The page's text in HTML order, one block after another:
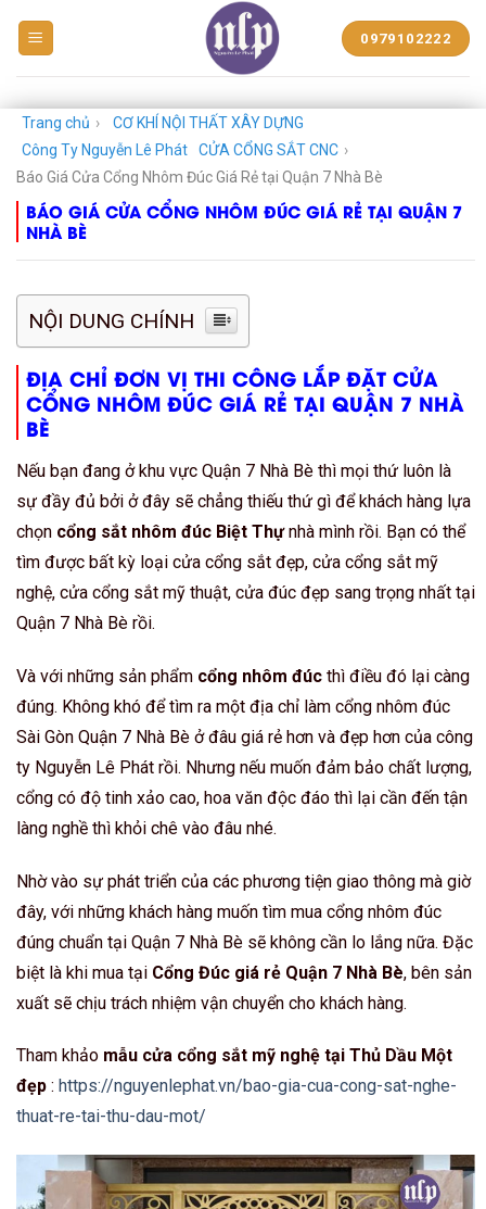
NHỰA
PHÁT
0979102222
Trang chủ ›
CƠ KHÍ NỘI THẤT XÂY DỰNG
Công Ty Nguyễn Lê Phát
CỬA CỔNG SẮT CNC ›
Báo Giá Cửa Cổng Nhôm Đúc Giá Rẻ tại Quận 7 Nhà Bè
BÁO GIÁ CỬA CỔNG NHÔM ĐÚC GIÁ RẺ TẠI QUẬN 7
NHÀ BÈ
NỘI DUNG CHÍNH
ĐỊA CHỈ ĐƠN VỊ THI CÔNG LẮP ĐẶT CỬA
CỔNG NHÔM ĐÚC GIÁ RẺ TẠI QUẬN 7 NHÀ
BÈ
Nếu bạn đang ở khu vực Quận 7 Nhà Bè thì mọi thứ luôn là
sự đầy đủ bởi ở đây sẽ chẳng thiếu thứ gì để khách hàng lựa
chọn cổng sắt nhôm đúc Biệt Thựnhà mình rồi. Bạn có thể
tìm được bất kỳ loại cửa cổng sắt đẹp, cửa cổng sắt mỹ
nghệ, cửa cổng sắt mỹ thuật, cửa đúc đẹp sang trọng nhất tại
Quận 7 Nhà Bè rồi.
Và với những sản phẩm cổng nhôm đúc thì điều đó lại càng
đúng. Không khó để tìm ra một địa chỉ làm cổng nhôm đúc
Sài Gòn Quận 7 Nhà Bè ở đâu giá rẻ hơn và đẹp hơn của công
ty Nguyễn Lê Phát rồi. Nhưng nếu muốn đảm bảo chất lượng,
cổng có độ tinh xảo cao, hoa văn độc đáo thì lại cần đến tận
làng nghề thì khỏi chê vào đâu nhé.
Nhờ vào sự phát triển của các phương tiện giao thông mà giờ
đây, với những khách hàng muốn tìm mua cổng nhôm đúc
đúng chuẩn tại Quận 7 Nhà Bè sẽ không cần lo lắng nữa. Đặc
biệt là khi mua tại Cổng Đúc giá rẻ Quận 7 Nhà Bè, bên sản
xuất sẽ chịu trách nhiệm vận chuyển cho khách hàng.
Tham khảo mẫu cửa cổng sắt mỹ nghệ tại Thủ Dầu Một
đẹp : https://nguyenlephat.vn/bao-gia-cua-cong-sat-nghe-
thuat-re-tai-thu-dau-mot/